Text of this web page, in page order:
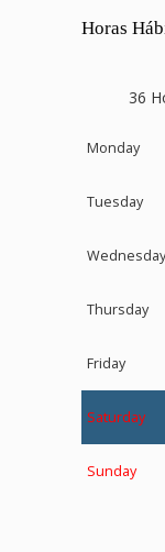
Horas
36
Monday
Tuesday
Wednesday
Thursday
Friday
Saturday
Sunday